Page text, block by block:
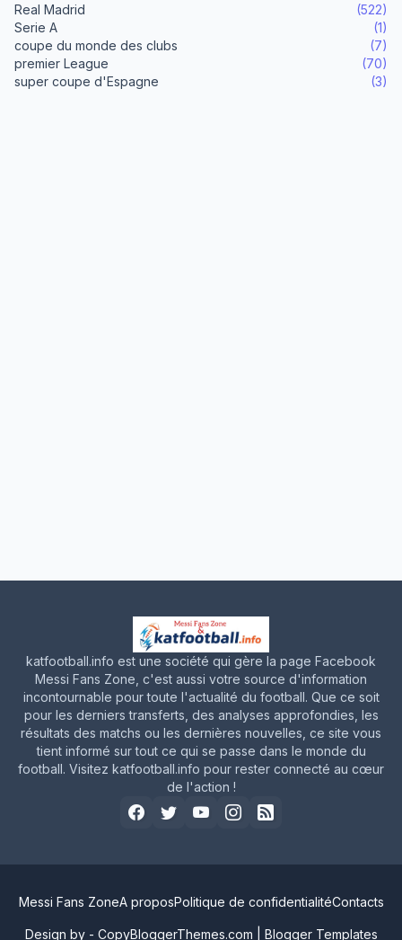
Real Madrid
(522)
Serie A
(1)
coupe du monde des clubs
(7)
premier League
(70)
super coupe d'Espagne
(3)
katfootball.info est une société qui gère la page Facebook
Messi Fans Zone, c'est aussi votre source d'information
incontournable pour toute l'actualité du football. Que ce soit
pour les derniers transferts, des analyses approfondies, les
résultats des matchs ou les dernières nouvelles, ce site vous
tient informé sur tout ce qui se passe dans le monde du
football. Visitez katfootball.info pour rester connecté au cœur
de l'action !
Design by - CopyBloggerThemes.com Blogger Templates
Messi Fans ZoneA proposPolitique de confidentialitéContacts